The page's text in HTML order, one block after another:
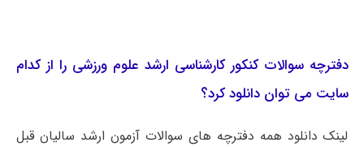
دفترچه سوالات کنکور کارشناسی ارشد علوم ورزشی را از کدام
سایت می توان دانلود کرد؟
لینک دانلود همه دفترچه های سوالات آزمون ارشد سالیان قبل